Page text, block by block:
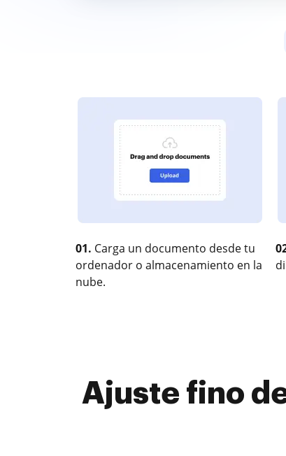
01. Carga un documento desde tu
ordenador o almacenamiento en la
nube.
Ajuste fino